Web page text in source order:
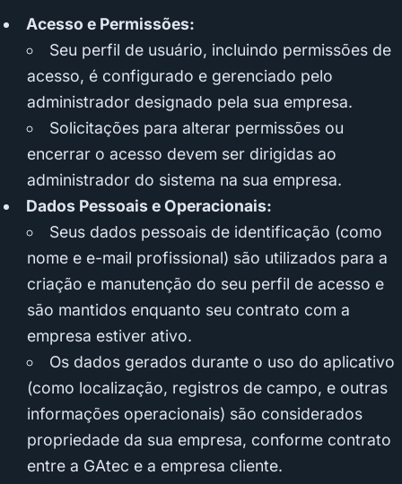
Acesso e Permissões:
Seu perfil de usuário, incluindo permissões de
acesso, é configurado e gerenciado pelo
administrador designado pela sua empresa.
Solicitações para alterar permissões ou
encerrar o acesso devem ser dirigidas ao
administrador do sistema na sua empresa.
Dados Pessoais e Operacionais:
Seus dados pessoais de identificação (como
nome e e-mail profissional) são utilizados para a
criação e manutenção do seu perfil de acesso e
são mantidos enquanto seu contrato com a
empresa estiver ativo.
Os dados gerados durante o uso do aplicativo
(como localização, registros de campo, e outras
informações operacionais) são considerados
propriedade da sua empresa, conforme contrato
entre a GAtec e a empresa cliente.